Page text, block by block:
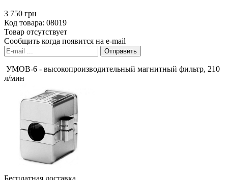
3 750 грн
Код товара: 08019
Товар отсутствует
Сообщить когда появится на e-mail
УМОВ-6 - высокопроизводительный магнитный фильтр, 210
л/мин
Бесплатная доставка